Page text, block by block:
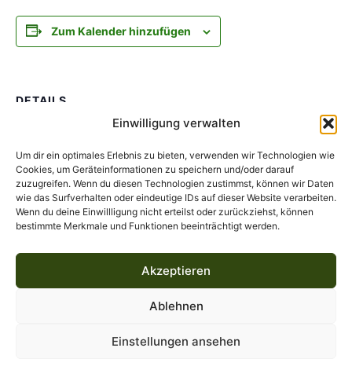
Einwilligung verwalten
Um dir ein optimales Erlebnis zu bieten, verwenden wir Technologien wie
Cookies, um Geräteinformationen zu speichern und/oder darauf
zuzugreifen. Wenn du diesen Technologien zustimmst, können wir Daten
wie das Surfverhalten oder eindeutige IDs auf dieser Website verarbeiten.
Wenn du deine Einwillligung nicht erteilst oder zurückziehst, können
bestimmte Merkmale und Funktionen beeinträchtigt werden.
Akzeptieren
Ablehnen
Einstellungen ansehen
Zum Kalender hinzufügen
DETAILS
Veranstaltungskategorie:
Podcast
Der Ruf des Cthulhu
DREADNIGHT – Improtheater gegen das
Copyright 2026 Miskatonic Theater